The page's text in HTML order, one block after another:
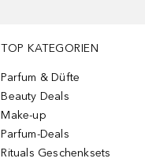
TOP KATEGORIEN
Parfum & Düfte
Beauty Deals
Make-up
Parfum-Deals
Rituals Geschenksets